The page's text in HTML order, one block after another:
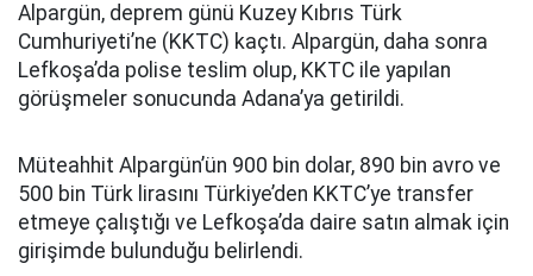
Alpargün, deprem günü Kuzey Kıbrıs Türk
Cumhuriyeti’ne (KKTC) kaçtı. Alpargün, daha sonra
Lefkoşa’da polise teslim olup, KKTC ile yapılan
görüşmeler sonucunda Adana’ya getirildi.
Müteahhit Alpargün’ün 900 bin dolar, 890 bin avro ve
500 bin Türk lirasını Türkiye’den KKTC’ye transfer
etmeye çalıştığı ve Lefkoşa’da daire satın almak için
girişimde bulunduğu belirlendi.